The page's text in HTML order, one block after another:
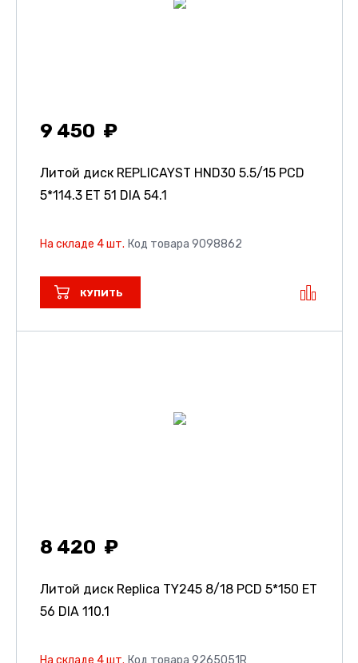
9 450
Литой диск REPLICAYST HND30 5.5/15 PCD
5*114.3 ET 51 DIA 54.1
На складе 4 шт. Код товара 9098862
КУПИТЬ
8 420
Литой диск Replica TY245 8/18 PCD 5*150 ET
56 DIA 110.1
На складе 4 шт. Код товара 9265051R